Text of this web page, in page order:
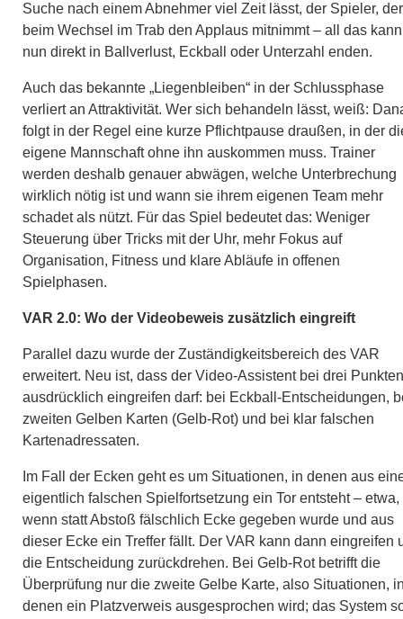
Suche nach einem Abnehmer viel Zeit lässt, der Spieler, der
beim Wechsel im Trab den Applaus mitnimmt – all das kann
nun direkt in Ballverlust, Eckball oder Unterzahl enden.
Auch das bekannte „Liegenbleiben“ in der Schlussphase
verliert an Attraktivität. Wer sich behandeln lässt, weiß:
folgt in der Regel eine kurze Pflichtpause draußen, in der
eigene Mannschaft ohne ihn auskommen muss. Trainer
werden deshalb genauer abwägen, welche Unterbrechung
wirklich nötig ist und wann sie ihrem eigenen Team mehr
schadet als nützt. Für das Spiel bedeutet das: Weniger
Steuerung über Tricks mit der Uhr, mehr Fokus auf
Organisation, Fitness und klare Abläufe in offenen
Spielphasen.
VAR 2.0: Wo der Videobeweis zusätzlich eingreift
Parallel dazu wurde der Zuständigkeitsbereich des VAR
erweitert. Neu ist, dass der Video-Assistent bei drei Punkten
ausdrücklich eingreifen darf: bei Eckball-Entscheidungen,
zweiten Gelben Karten (Gelb-Rot) und bei klar falschen
Kartenadressaten.
Im Fall der Ecken geht es um Situationen, in denen aus
eigentlich falschen Spielfortsetzung ein Tor entsteht – etwa,
wenn statt Abstoß fälschlich Ecke gegeben wurde und aus
dieser Ecke ein Treffer fällt. Der VAR kann dann eingreifen
die Entscheidung zurückdrehen. Bei Gelb-Rot betrifft die
Überprüfung nur die zweite Gelbe Karte, also Situationen,
denen ein Platzverweis ausgesprochen wird; das System